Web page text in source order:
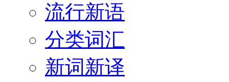
流行新语
分类词汇
新词新译